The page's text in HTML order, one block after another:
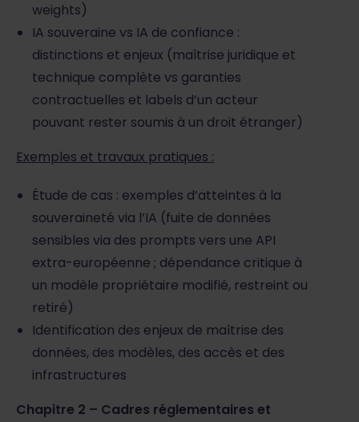
weights)
IA souveraine vs IA de confiance :
distinctions et enjeux (maîtrise juridique et
technique complète vs garanties
contractuelles et labels d’un acteur
pouvant rester soumis à un droit étranger)
Exemples et travaux pratiques :
Étude de cas : exemples d’atteintes à la
souveraineté via l’IA (fuite de données
sensibles via des prompts vers une API
extra-européenne ; dépendance critique à
un modèle propriétaire modifié, restreint ou
retiré)
Identification des enjeux de maîtrise des
données, des modèles, des accès et des
infrastructures
Chapitre 2 – Cadres réglementaires et